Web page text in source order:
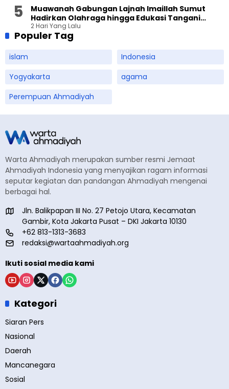
Muawanah Gabungan Lajnah Imaillah Sumut
Hadirkan Olahraga hingga Edukasi Tangani
Sampah
2 Hari Yang Lalu
Populer Tag
islam
Indonesia
Yogyakarta
agama
Perempuan Ahmadiyah
Warta Ahmadiyah merupakan sumber resmi Jemaat
Ahmadiyah Indonesia yang menyajikan ragam informasi
seputar kegiatan dan pandangan Ahmadiyah mengenai
berbagai hal.
Jln. Balikpapan III No. 27 Petojo Utara, Kecamatan
Gambir, Kota Jakarta Pusat – DKI Jakarta 10130
+62 813-1313-3683
redaksi@wartaahmadiyah.org
Ikuti sosial media kami
Kategori
Siaran Pers
Nasional
Daerah
Mancanegara
Sosial